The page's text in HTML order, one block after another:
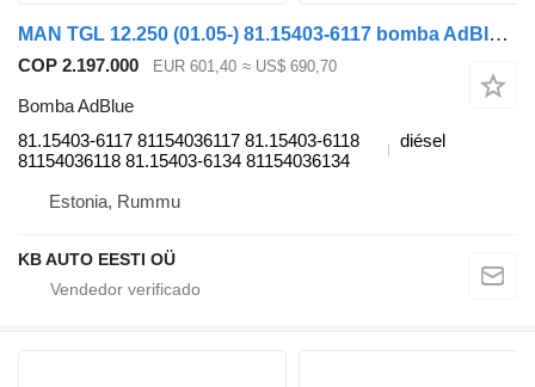
MAN TGL 12.250 (01.05-) 81.15403-6117 bomba AdBlue para MAN TGL, TGM, TGS, TGX (2005-2021) camión
COP 2.197.000 EUR 601,40 ≈ US$ 690,70
Bomba AdBlue
81.15403-6117 81154036117 81.15403-6118
81154036118 81.15403-6134 81154036134
diésel
Estonia, Rummu
KB AUTO EESTI OÜ